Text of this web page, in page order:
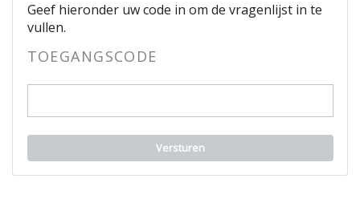
Geef hieronder uw code in om de vragenlijst in te
vullen.
TOEGANGSCODE
Versturen